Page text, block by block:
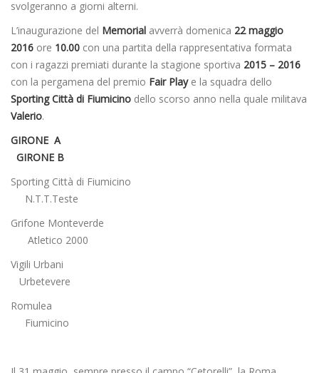
svolgeranno a giorni alterni.
L’inaugurazione del Memorial avverrà domenica 22 maggio
2016 ore 10.00 con una partita della rappresentativa formata
con i ragazzi premiati durante la stagione sportiva 2015 – 2016
con la pergamena del premio Fair Playe la squadra dello
Sporting Città di Fiumicino dello scorso anno nella quale militava
Valerio.
GIRONE A
GIRONE B
Sporting Città di Fiumicino
N.T.T.Teste
Grifone Monteverde
Atletico 2000
Vigili Urbani
Urbetevere
Romulea
Fiumicino